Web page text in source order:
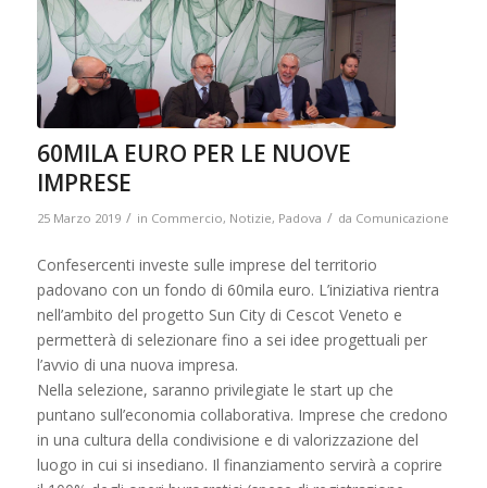
60MILA EURO PER LE NUOVE
IMPRESE
25 Marzo 2019 / in Commercio, Notizie, Padova / da Comunicazione
Confesercenti investe sulle imprese del territorio
padovano con un fondo di 60mila euro. L’iniziativa rientra
nell’ambito del progetto Sun City di Cescot Veneto e
permetterà di selezionare fino a sei idee progettuali per
l’avvio di una nuova impresa.
Nella selezione, saranno privilegiate le start up che
puntano sull’economia collaborativa. Imprese che credono
in una cultura della condivisione e di valorizzazione del
luogo in cui si insediano. Il finanziamento servirà a coprire